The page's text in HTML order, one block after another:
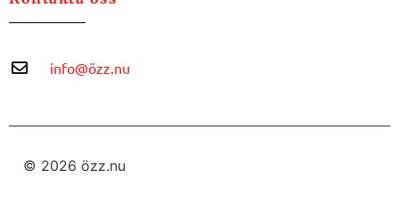
info@özz.nu
© 2026 özz.nu